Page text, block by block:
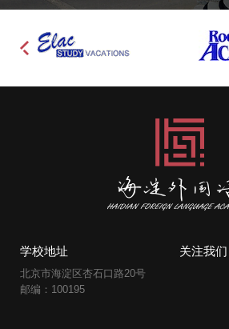
学校地址
北京市海淀区杏石口路20号
邮编：100195
关注我们